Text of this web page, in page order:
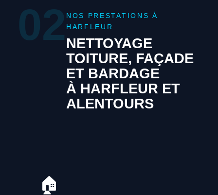
02 NOS PRESTATIONS À
HARFLEUR
NETTOYAGE
TOITURE, FAÇADE
ET BARDAGE
À HARFLEUR ET
ALENTOURS
🏠